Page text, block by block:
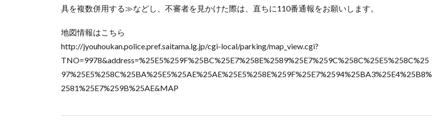
具を複数併用する≫などし、不審者を見かけた際は、直ちに110番通報をお願いします。
地図情報はこちら
http://jyouhoukan.police.pref.saitama.lg.jp/cgi-local/parking/map_view.cgi?
TNO=9978&address=%25E5%259F%25BC%25E7%258E%2589%25E7%259C%258C%25E5%258C%25
97%25E5%258C%25BA%25E5%25AE%25AE%25E5%258E%259F%25E7%2594%25BA3%25E4%25B8%
2581%25E7%259B%25AE&MAP